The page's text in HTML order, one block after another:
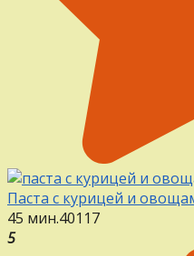
Паста с курицей и
45 мин.40117
5